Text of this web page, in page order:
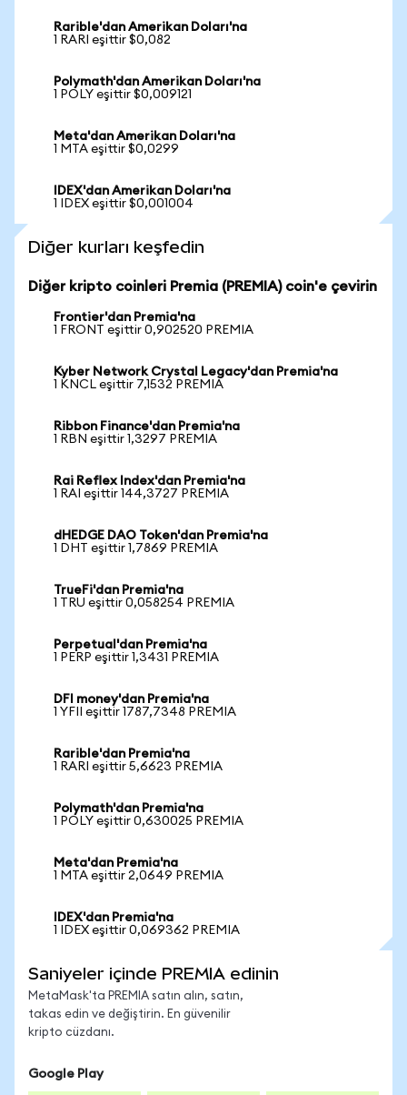
Rarible'dan Amerikan Doları'na
1 RARI eşittir $0,082
Polymath'dan Amerikan Doları'na
1 POLY eşittir $0,009121
Meta'dan Amerikan Doları'na
1 MTA eşittir $0,0299
IDEX'dan Amerikan Doları'na
1 IDEX eşittir $0,001004
Diğer kurları keşfedin
Diğer kripto coinleri Premia (PREMIA) coin'e çevirin
Frontier'dan Premia'na
1 FRONT eşittir 0,902520 PREMIA
Kyber Network Crystal Legacy'dan Premia'na
1 KNCL eşittir 7,1532 PREMIA
Ribbon Finance'dan Premia'na
1 RBN eşittir 1,3297 PREMIA
Rai Reflex Index'dan Premia'na
1 RAI eşittir 144,3727 PREMIA
dHEDGE DAO Token'dan Premia'na
1 DHT eşittir 1,7869 PREMIA
TrueFi'dan Premia'na
1 TRU eşittir 0,058254 PREMIA
Perpetual'dan Premia'na
1 PERP eşittir 1,3431 PREMIA
DFI money'dan Premia'na
1 YFII eşittir 1787,7348 PREMIA
Rarible'dan Premia'na
1 RARI eşittir 5,6623 PREMIA
Polymath'dan Premia'na
1 POLY eşittir 0,630025 PREMIA
Meta'dan Premia'na
1 MTA eşittir 2,0649 PREMIA
IDEX'dan Premia'na
1 IDEX eşittir 0,069362 PREMIA
Saniyeler içinde PREMIA edinin
MetaMask'ta PREMIA satın alın, satın,
takas edin ve değiştirin. En güvenilir
kripto cüzdanı.
Google Play